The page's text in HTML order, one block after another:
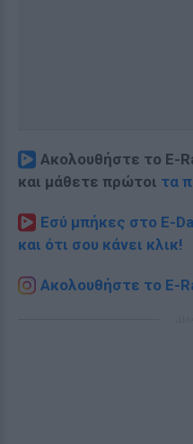
Ακολουθήστε το E-
και μάθετε πρώτοι τα
Εσύ μπήκες στο E-
και ότι σου κάνει κλικ!
Ακολουθήστε το E-